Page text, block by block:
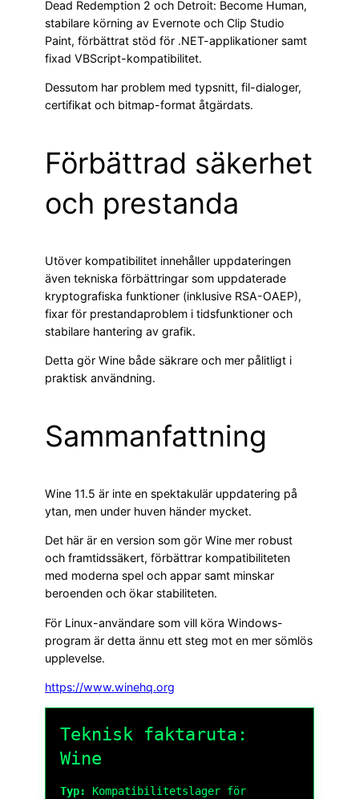
Dead Redemption 2 och Detroit: Become Human,
stabilare körning av Evernote och Clip Studio
Paint, förbättrat stöd för .NET-applikationer samt
fixad VBScript-kompatibilitet.
Dessutom har problem med typsnitt, fil-dialoger,
certifikat och bitmap-format åtgärdats.
Förbättrad säkerhet
och prestanda
Utöver kompatibilitet innehåller uppdateringen
även tekniska förbättringar som uppdaterade
kryptografiska funktioner (inklusive RSA-OAEP),
fixar för prestandaproblem i tidsfunktioner och
stabilare hantering av grafik.
Detta gör Wine både säkrare och mer pålitligt i
praktisk användning.
Sammanfattning
Wine 11.5 är inte en spektakulär uppdatering på
ytan, men under huven händer mycket.
Det här är en version som gör Wine mer robust
och framtidssäkert, förbättrar kompatibiliteten
med moderna spel och appar samt minskar
beroenden och ökar stabiliteten.
För Linux-användare som vill köra Windows-
program är detta ännu ett steg mot en mer sömlös
upplevelse.
https://www.winehq.org
Teknisk faktaruta:
Wine
Typ:
Kompatibilitetslager för